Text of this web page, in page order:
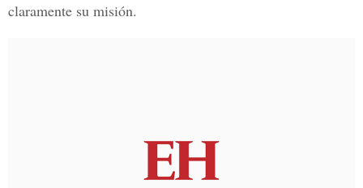
claramente su misión.